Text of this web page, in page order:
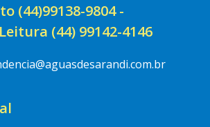
(44)99138-9804 -
(44) 99142-4146